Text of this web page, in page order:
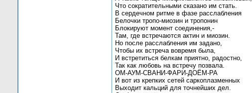
Что сократительными сказано им стать.
В сердечном ритме в фазе расслабления
Белочки тропо-миозин и тропонин
Блокируют момент соединения,-
Там, где встречаются актин и миозин.
Но после расслабления им задано,
Чтобы их встреча вовремя была,
И встретиться белкам приятно, радостно,
Так как любовь на встречу позвала.
ОМ-АУМ-СВАНИ-ФАРИ-ДОЁМ-РА
И вот из крепких сетей саркоплазменных
Выходит кальций для точнейших дел.